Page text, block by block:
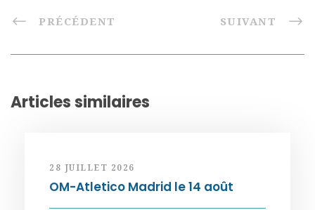
PRÉCÉDENT SUIVANT
Articles similaires
28 JUILLET 2026
OM-Atletico Madrid le 14 août